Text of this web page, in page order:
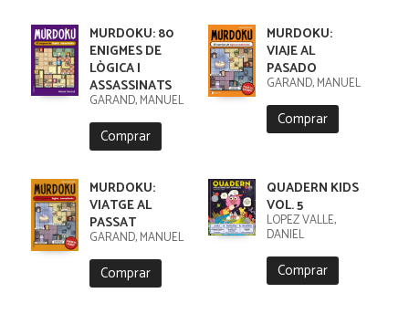
MURDOKU: 80
ENIGMES DE
LÒGICA I
ASSASSINATS
GARAND, MANUEL
Comprar
MURDOKU:
VIAJE AL
PASADO
GARAND, MANUEL
Comprar
MURDOKU:
VIATGE AL
PASSAT
GARAND, MANUEL
Comprar
QUADERN KIDS
VOL. 5
LÓPEZ VALLE,
DANIEL
Comprar